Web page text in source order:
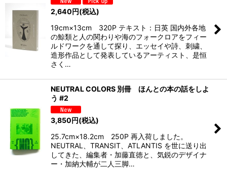
2,640円(税込)
19cm×13cm 320P テキスト：日英 国内外各地
の鯨類と人の関わりや海のフォークロアをフィー
ルドワークを通して探り、エッセイや詩、刺繍、
造形作品として発表しているアーティスト、是恒
さく…
NEUTRAL COLORS 別冊 ほんとの本の話をしよ
う #2
3,850円(税込)
25.7cm×18.2cm 250P 再入荷しました。
NEUTRAL、TRANSIT、ATLANTIS を世に送り出
してきた、編集者・加藤直徳と、気鋭のデザイナ
ー・加納大輔が二人三脚…